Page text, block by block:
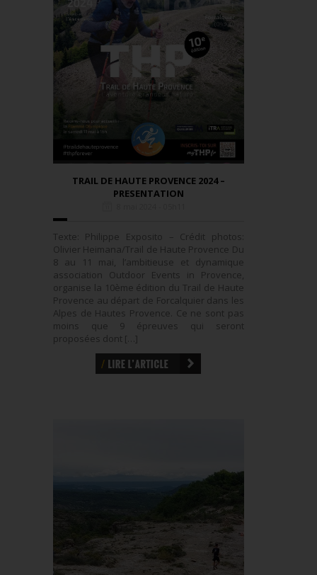
TRAIL DE HAUTE PROVENCE 2024 –
PRESENTATION
Texte: Philippe Exposito – Crédit photos:
Olivier Heimana/Trail de Haute Provence Du
8 au 11 mai, l’ambitieuse et dynamique
association Outdoor Events in Provence,
organise la 10ème édition du Trail de Haute
Provence au départ de Forcalquier dans les
Alpes de Hautes Provence. Ce ne sont pas
moins que 9 épreuves qui seront
proposées dont […]